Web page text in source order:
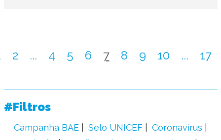
2 ... 4 5 6 7 8 9 10 ... 17
#Filtros
Campanha BAE Selo UNICEF
Coronavírus